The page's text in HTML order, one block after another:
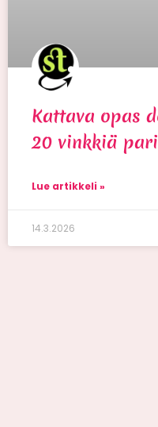
Kattava opas
20 vinkkiä
Lue artikkeli »
14.3.2026